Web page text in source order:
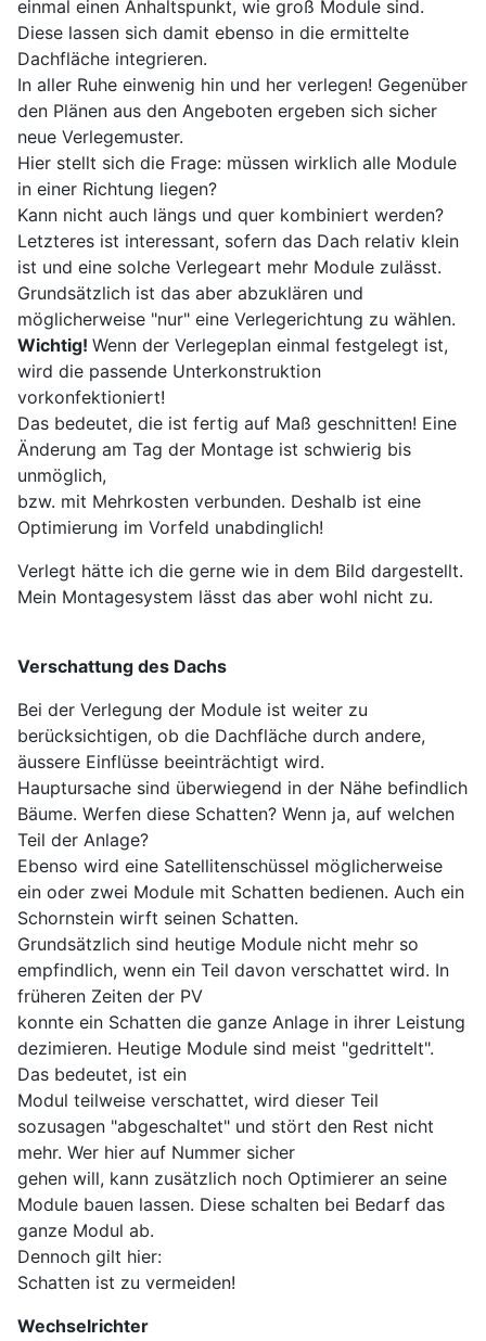
einmal einen Anhaltspunkt, wie groß Module sind.
Diese lassen sich damit ebenso in die ermittelte
Dachfläche integrieren.
In aller Ruhe einwenig hin und her verlegen! Gegenüber
den Plänen aus den Angeboten ergeben sich sicher
neue Verlegemuster.
Hier stellt sich die Frage: müssen wirklich alle Module
in einer Richtung liegen?
Kann nicht auch längs und quer kombiniert werden?
Letzteres ist interessant, sofern das Dach relativ klein
ist und eine solche Verlegeart mehr Module zulässt.
Grundsätzlich ist das aber abzuklären und
möglicherweise "nur" eine Verlegerichtung zu wählen.
Wichtig! Wenn der Verlegeplan einmal festgelegt ist,
wird die passende Unterkonstruktion
vorkonfektioniert!
Das bedeutet, die ist fertig auf Maß geschnitten! Eine
Änderung am Tag der Montage ist schwierig bis
unmöglich,
bzw. mit Mehrkosten verbunden. Deshalb ist eine
Optimierung im Vorfeld unabdinglich!
Verlegt hätte ich die gerne wie in dem Bild dargestellt.
Mein Montagesystem lässt das aber wohl nicht zu.
Verschattung des Dachs
Bei der Verlegung der Module ist weiter zu
berücksichtigen, ob die Dachfläche durch andere,
äussere Einflüsse beeinträchtigt wird.
Hauptursache sind überwiegend in der Nähe befindlich
Bäume. Werfen diese Schatten? Wenn ja, auf welchen
Teil der Anlage?
Ebenso wird eine Satellitenschüssel möglicherweise
ein oder zwei Module mit Schatten bedienen. Auch ein
Schornstein wirft seinen Schatten.
Grundsätzlich sind heutige Module nicht mehr so
empfindlich, wenn ein Teil davon verschattet wird. In
früheren Zeiten der PV
konnte ein Schatten die ganze Anlage in ihrer Leistung
dezimieren. Heutige Module sind meist "gedrittelt".
Das bedeutet, ist ein
Modul teilweise verschattet, wird dieser Teil
sozusagen "abgeschaltet" und stört den Rest nicht
mehr. Wer hier auf Nummer sicher
gehen will, kann zusätzlich noch Optimierer an seine
Module bauen lassen. Diese schalten bei Bedarf das
ganze Modul ab.
Dennoch gilt hier:
Schatten ist zu vermeiden!
Wechselrichter